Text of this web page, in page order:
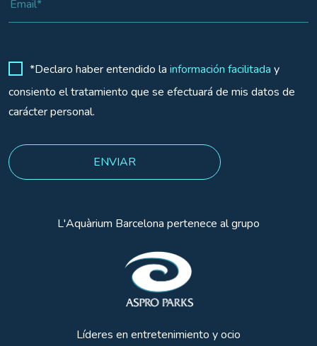
*Declaro haber entendido la información facilitada y
consiento el tratamiento que se efectuará de mis datos de
carácter personal.
L'Aquàrium Barcelona pertenece al grupo
Líderes en entretenimiento y ocio